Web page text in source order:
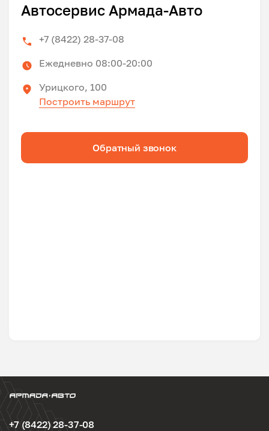
Автосервис Армада-Авто
+7 (8422) 28-37-08
Ежедневно 08:00-20:00
Урицкого, 100
Построить маршрут
Обратный звонок
+7 (8422) 28-37-08